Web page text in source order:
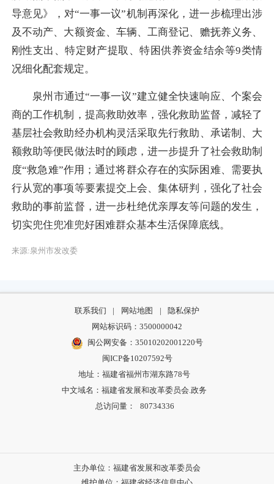
导意见》，对“一事一议”机制再深化，进一步梳理出涉
及不动产、大额资金、车辆、工商登记、赡抚养义务、
刚性支出、特定财产提取、特困供养资金结余等9类情
况细化配套规定。
泉州市通过“一事一议”建立健全快速响应、个案会
商的工作机制，提高救助效率，强化救助监督，减轻了
基层社会救助经办机构灵活采取先行救助、承诺制、大
额救助等便民做法时的顾虑，进一步提升了社会救助制
度“救急难”作用；通过将群众存在的实际困难、需要执
行从宽的事项等要素提交上会、集体研判，强化了社会
救助的事前监督，进一步杜绝优亲厚友等问题的发生，
切实兜住兜准兜好困难群众基本生活保障底线。
来源:泉州市发改委
联系我们 | 网站地图 |
隐私保护
网站标识码：3500000042
闽公网安备：35010202001220号
闽ICP备10207592号
地址：福建省福州市湖东路78号
中文域名：福建省发展和改革委员会.政务
总访问量：
80734336
主办单位：福建省发展和改革委员会